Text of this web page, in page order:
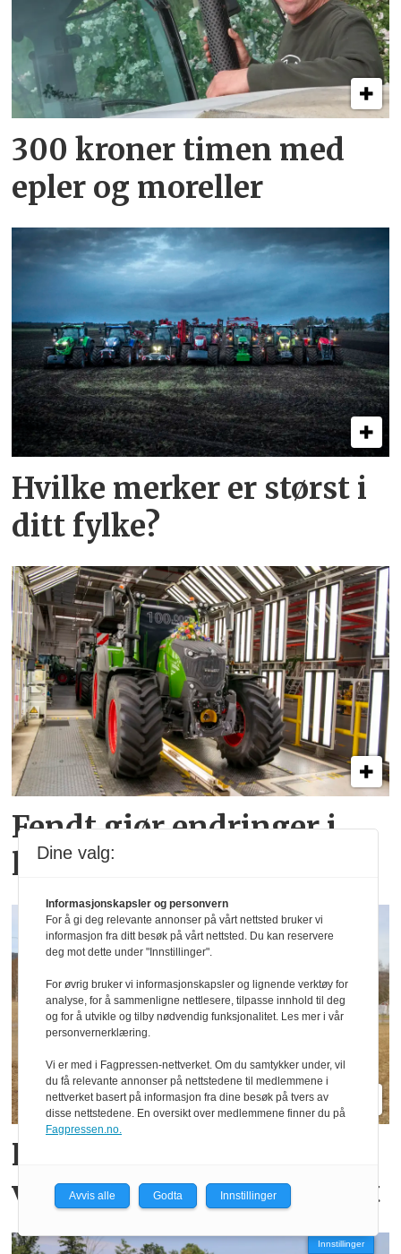
300 kroner timen med
epler og moreller
Hvilke merker er størst i
ditt fylke?
Fendt gjør endringer i
ledelsen
Her sår de korn og fang­
vekster i samme overfart
Innstillinger
Dine valg:
Informasjonskapsler og personvern
For å gi deg relevante annonser på vårt nettsted bruker vi
informasjon fra ditt besøk på vårt nettsted. Du kan reservere
deg mot dette under "Innstillinger".
For øvrig bruker vi informasjonskapsler og lignende verktøy for
analyse, for å sammenligne nettlesere, tilpasse innhold til deg
og for å utvikle og tilby nødvendig funksjonalitet. Les mer i vår
personvernerklæring.
Vi er med i Fagpressen-nettverket. Om du samtykker under, vil
du få relevante annonser på nettstedene til medlemmene i
nettverket basert på informasjon fra dine besøk på tvers av
disse nettstedene. En oversikt over medlemmene finner du på
Fagpressen.no.
Avvis alle Godta Innstillinger